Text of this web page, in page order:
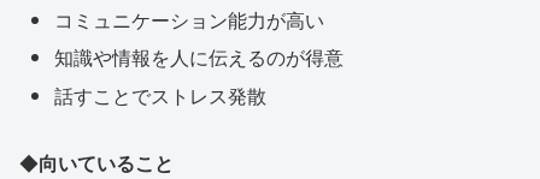
コミュニケーション能力が高い
知識や情報を人に伝えるのが得意
話すことでストレス発散
◆向いていること